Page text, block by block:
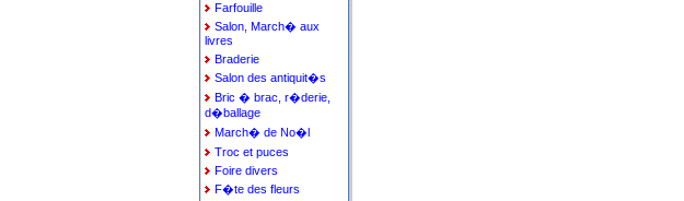
Farfouille
Salon, March� aux
livres
Braderie
Salon des antiquit�s
Bric � brac, r�derie,
d�ballage
March� de No�l
Troc et puces
Foire divers
F�te des fleurs